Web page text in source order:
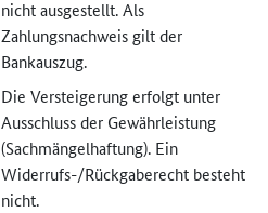
nicht ausgestellt. Als
Zahlungsnachweis gilt der
Bankauszug.
Die Versteigerung erfolgt unter
Ausschluss der Gewährleistung
(Sachmängel­haftung). Ein
Widerrufs-/Rückgaberecht besteht
nicht.